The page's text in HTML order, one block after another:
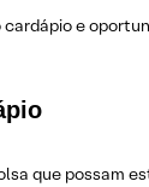
e
que possam